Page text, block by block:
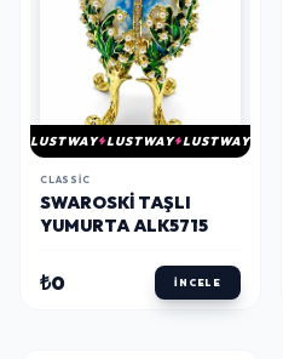
LUSTWAY LUSTWAY LUSTWAY
CLASSIC
SWAROSKI TAŞLI
YUMURTA ALK5715
₺0 İNCELE